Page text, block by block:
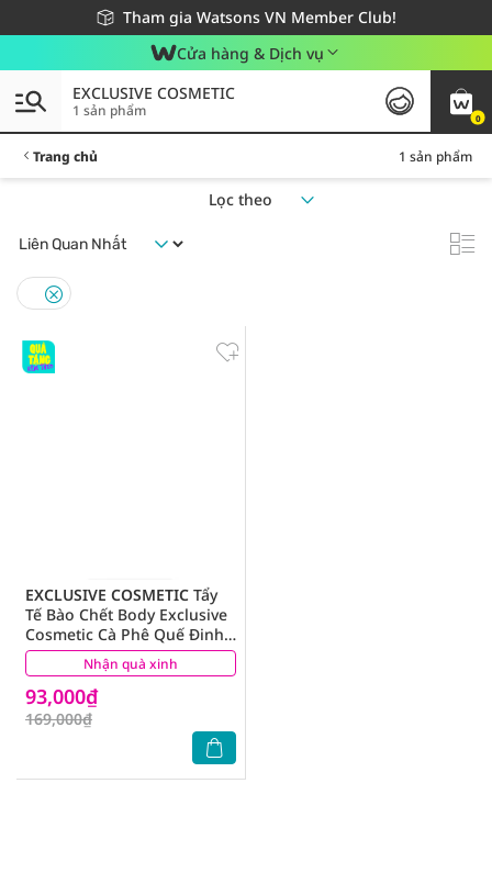
Tham gia Watsons VN Member Club!
Miễn phí giao hàng cho đơn hàng từ 249,000Đ
Giao hàng nhanh 24h - Áp dụng khu vực TP. Hồ Chí Minh
Cửa hàng & Dịch vụ
0
EXCLUSIVE COSMETIC
1 sản phẩm
Trang chủ 1 sản phẩm
Lọc theo
Nhận quà xinh
EXCLUSIVE COSMETIC Tẩy
Tế Bào Chết Body Exclusive
Cosmetic Cà Phê Quế Đinh
Hương 380g
93,000₫
169,000₫
(4)